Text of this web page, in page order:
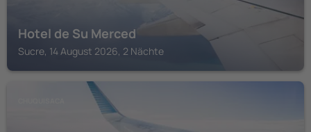
Hotel de Su Merced
Sucre, 14 August 2026, 2 Nächte